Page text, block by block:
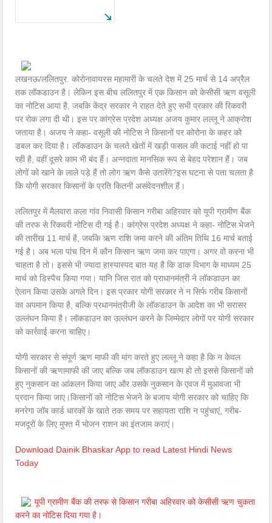
लखनऊ/ललितपुर. कोरोनावायरस महामारी के चलते देश में 25 मार्च से 14 अप्रैल
तक लॉकडाउन है। लेकिन इस बीच ललितपुर में एक किसान को केसीसी ऋण वसूली
का नोटिस आया है, जबकि केंद्र सरकार ने राहत देते हुए सभी प्रकार की रिकवरी
पर रोक लगा दी थी। इस पर कांग्रेस प्रदेश अध्यक्ष अजय कुमार लल्लू ने आक्रोश
जताया है। अजय ने कहा- वसूली की नोटिस ने किसानों पर कोरोना के कहर को
डबल कर दिया है। लॉकडाउन के चलते खेतों में खड़ी फसल की कटाई नहीं हो पा
रही है, वहीं दूसरे काम भी बंद हैं। अन्नदाता मानसिक रूप से बेहद परेशान हैं। जब
लोगों को खाने के लाले पड़े हैं तो लोग ऋण कैसे उतारेंगे?इस घटना से पता चलता है
कि योगी सरकार किसानों के प्रति कितनी असंवेदनशील हैं।
ललितपुर में मैलवारा कला गांव निवासी किसान गरीबा अहिरवार को यूपी ग्रामीण बैंक
की तरफ से रिकवरी नोटिस दी गई है। कांग्रेस प्रदेश अध्यक्ष ने कहा- नोटिस भेजने
की तारीख 11 मार्च है, जबकि ऋण राशि जमा करने की अंतिम तिथि 16 मार्च बताई
गई है। अब भला पांच दिन में कौन किसान ऋण जमा कर पाएगा। अगर वो करना भी
चाहता है तो। इससे भी ज्यादा हास्यास्पद बात यह है कि डाक विभाग के माध्यम 25
मार्च को डिस्पैच किया गया। यानि जिस रात को प्राधानमंत्री ने लॉकडाउन का
ऐलान किया उसके अगले दिन। इस प्रकार योगी सरकार ने न सिर्फ गरीब किसानों
का अपमान किया है, बल्कि प्रधानमंत्रीजी के लॉकडाउन के आदेश का भी सरासर
उल्लंघन किया है। लॉकडाउन का उल्लंघन करने के जिम्मेदार लोगों पर योगी सरकार
को कार्रवाई करना चाहिए।
योगी सरकार से संपूर्ण ऋण माफी की मांग करते हुए लल्लू ने कहा है कि न केवल
किसानों की ऋणामाफी की जाए बल्कि जब लॉकडाउन खत्म हो तो इससे किसानों को
हुए नुकसान का आंकलन किया जाए और उसके नुकसान के एवज में मुआवजा भी
प्रदान किया जाए।किसानों को नोटिस भेजने के बजाय योगी सरकार को चाहिए कि
मनरेगा जॉब कार्ड धारकों के खाते तक समय पर सहायता राशि न पहुंचाएं, गरीब-
मजदूरों के लिए मुफ्त में भोजन राशन का इंतजाम कराएं।
Download Dainik Bhaskar App to read Latest Hindi News
Today
यूपी ग्रामीण बैंक की तरफ से किसान गरीबा अहिरवार को केसीसी ऋण चुकता
करने का नोटिस दिया गया है।